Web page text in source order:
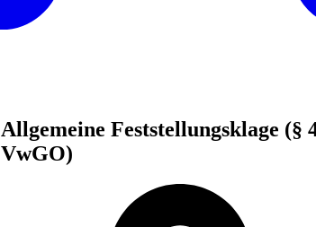
Allgemeine Feststellungsklage (§
VwGO)